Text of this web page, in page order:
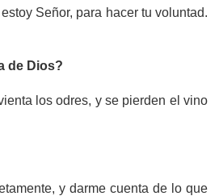
Señor, para hacer tu voluntad.
de Dios?
los odres, y se pierden el vino
y darme cuenta de lo que